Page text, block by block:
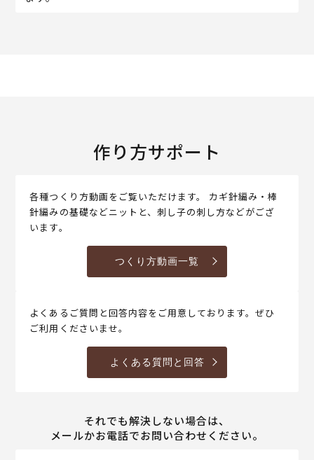
作り方サポート
各種つくり方動画をご覧いただけます。 カギ針編み・棒
針編みの基礎などニットと、刺し子の刺し方などがござ
います。
つくり方動画一覧
よくあるご質問と回答内容をご用意しております。ぜひ
ご利用くださいませ。
よくある質問と回答
それでも解決しない場合は、
メールかお電話でお問い合わせください。